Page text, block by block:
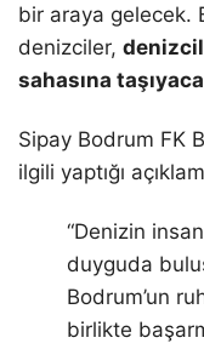
bir araya gelecek.
denizciler,
sahasına
Sipay Bodrum FK
ilgili yaptığı
“Denizin
duyguda
Bodrum’un
birlikte